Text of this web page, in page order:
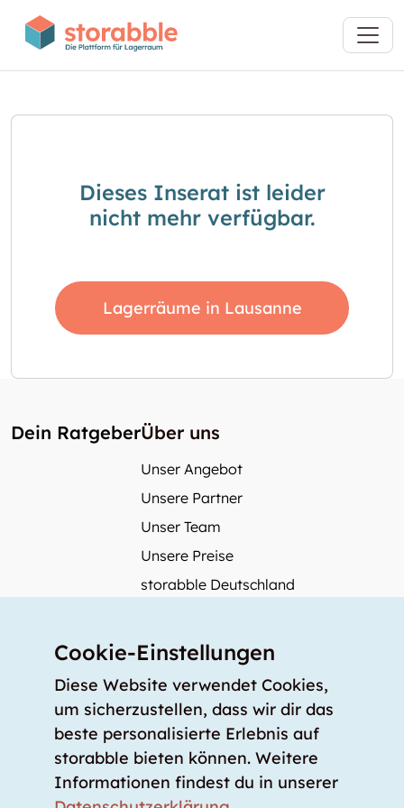
Dieses Inserat ist leider
nicht mehr verfügbar.
Lagerräume in Lausanne
Dein RatgeberÜber uns
Unser Angebot
Unsere Partner
Unser Team
Unsere Preise
storabble Deutschland
Mehr über storabble
Medienbeiträge
Wie gross muss ein Lagerraum sein?
Was kostet ein Lagerraum?
Für Lageranbieter
Cookie-Einstellungen
Diese Website verwendet Cookies,
um sicherzustellen, dass wir dir das
beste personalisierte Erlebnis auf
storabble bieten können. Weitere
Informationen findest du in unserer